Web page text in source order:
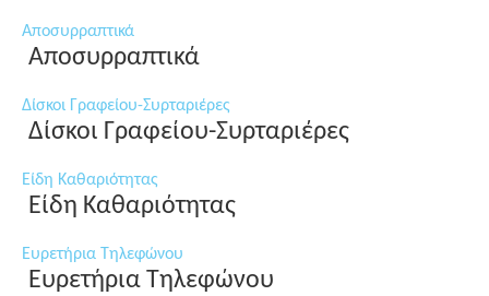
Αποσυρραπτικά
Αποσυρραπτικά
Δίσκοι Γραφείου-Συρταριέρες
Δίσκοι Γραφείου-Συρταριέρες
Είδη Καθαριότητας
Είδη Καθαριότητας
Ευρετήρια Τηλεφώνου
Ευρετήρια Τηλεφώνου